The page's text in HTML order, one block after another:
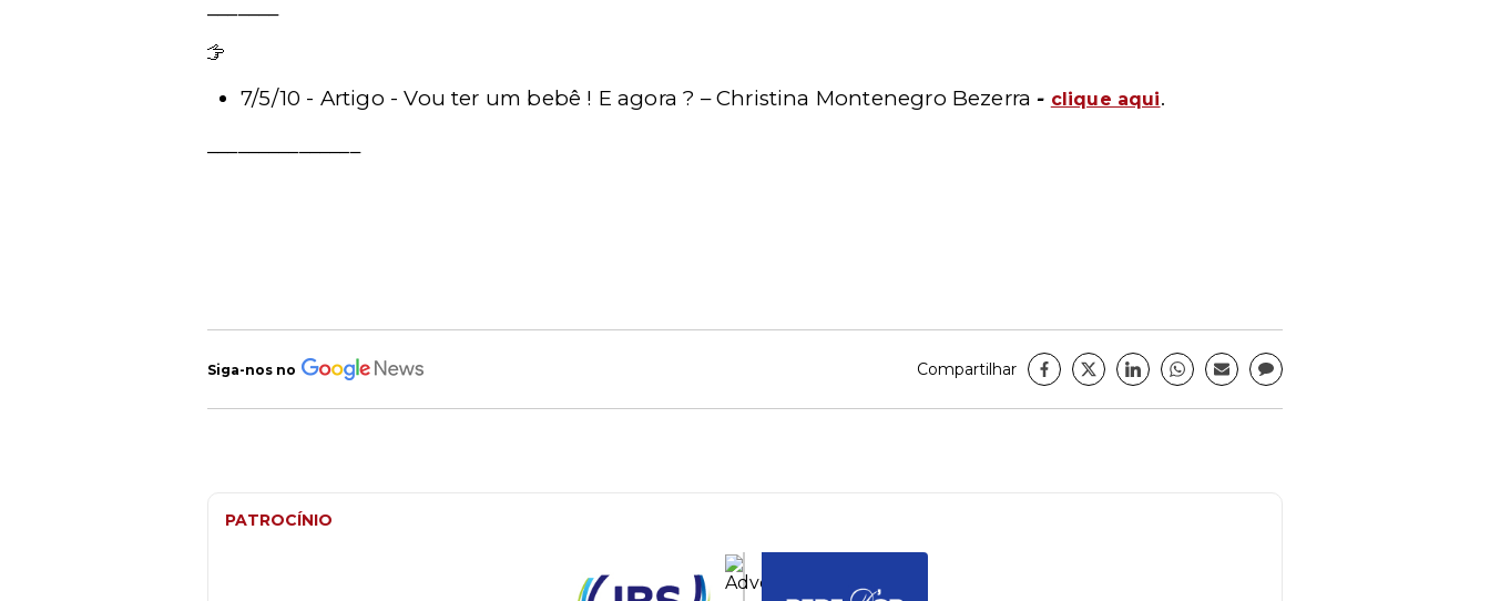
7/5/10 - Artigo - Vou ter um bebê ! E agora ? – Christina Montenegro Bezerra - clique aqui.
Siga-nos no Compartilhar
PATROCÍNIO